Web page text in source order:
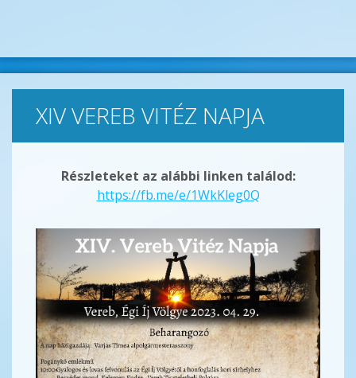
XIV VEREB VITÉZ NAPJA
Részleteket az alábbi linken találod:
https://fb.me/e/1WkKleg0Q